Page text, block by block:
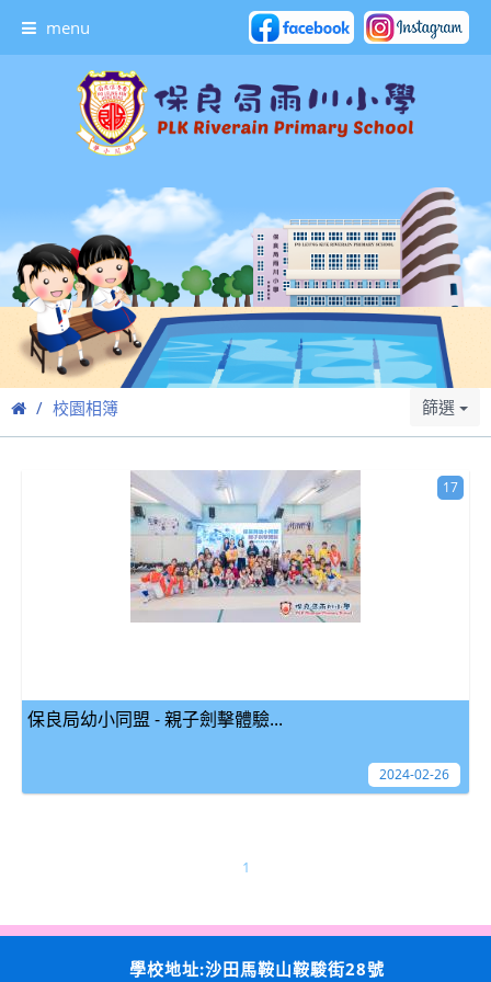
menu
校園相簿 篩選
保良局幼小同盟 - 親子劍擊體驗...
17
2024-02-26
1
學校地址:沙田馬鞍山鞍駿街28號